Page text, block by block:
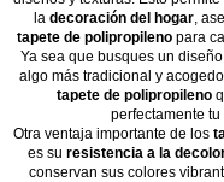
la decoración del hogar,
tapete de polipropileno para
Ya sea que busques un
algo más tradicional y
tapete de polipropileno
perfectamente
Otra ventaja importante de los
es su resistencia a la
conservan sus colores